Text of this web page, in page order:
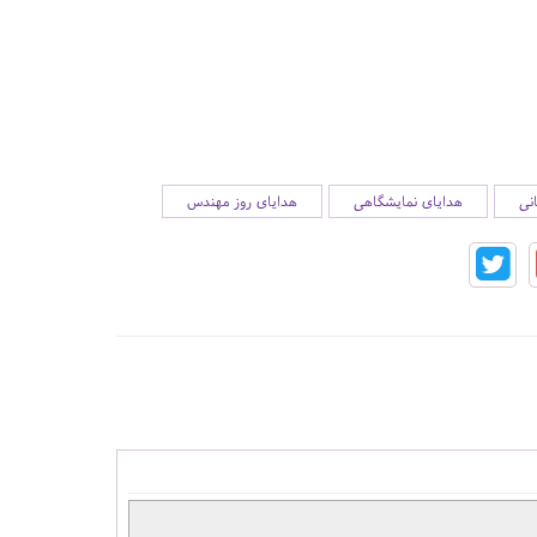
هدایای نمایشگاهی هدایای روز مهندس